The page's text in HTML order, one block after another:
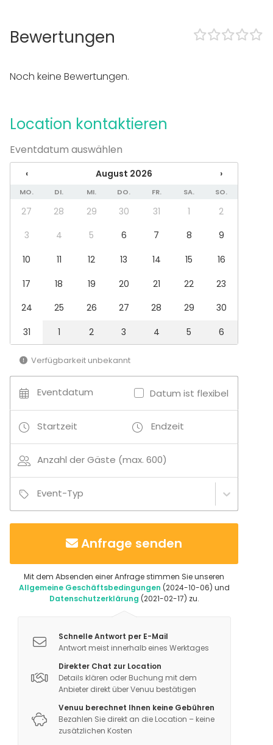
Klimaanlage
Professionelle Lichtanlage
In der location
Veranstaltungen bis spät nachts
Eigene Musik abspielbar
Rollstuhlgerecht
Übernachtungsmöglichkeiten
Parkplätze vorhanden
Ausstattung
Bühne
Whiteboard / Flipchart
Möbel
Event-Typen
Hochzeit
Dinner-Event
Meeting
Weihnachtsfeier
Firmenevent
Kinderparty
Teamevent / Teambuilding
Messe / Ausstellung
Geburtstag
Location-Typ
Veranstaltungsraum
Nachtclub
Partyraum
Rooftop / Dachterrasse
Bar
Bewertungen
Noch keine Bewertungen.
Location kontaktieren
Eventdatum auswählen
‹ August 2026 ›
MO. DI. MI. DO. FR. SA. SO.
27 28 29 30 31 1
2
3
4 5 6 7 8
9
10
11 12 13 14 15
16
17
18 19 20 21 22
23
24
25 26 27 28 29
30
31
1 2 3 4 5 6
Verfügbarkeit unbekannt
Eventdatum Datum ist flexibel
Startzeit Endzeit
Anzahl der Gäste (max. 600)
Event-Typ
Anfrage senden
Mit dem Absenden einer Anfrage stimmen Sie unseren
Allgemeine Geschäftsbedingungen (2024-10-06) und
Datenschutzerklärung (2021-02-17) zu.
Schnelle Antwort per E-Mail
Antwort meist innerhalb eines Werktages
Direkter Chat zur Location
Details klären oder Buchung mit dem
Anbieter direkt über Venuu bestätigen
Venuu berechnet Ihnen keine Gebühren
Bezahlen Sie direkt an die Location – keine
zusätzlichen Kosten